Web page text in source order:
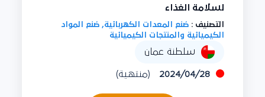
لسلامة الغذاء
التصنيف : صُنع المعدات الكهربائية, صُنع المواد
الكيميائية والمنتجات الكيميائية
سلطنة عمان
2024/04/28 (منتهية)